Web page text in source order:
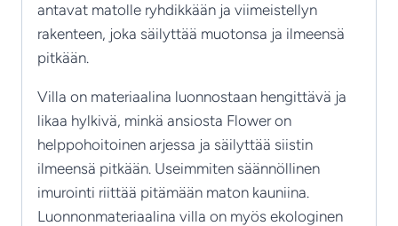
antavat matolle ryhdikkään ja viimeistellyn
rakenteen, joka säilyttää muotonsa ja ilmeensä
pitkään.
Villa on materiaalina luonnostaan hengittävä ja
likaa hylkivä, minkä ansiosta Flower on
helppohoitoinen arjessa ja säilyttää siistin
ilmeensä pitkään. Useimmiten säännöllinen
imurointi riittää pitämään maton kauniina.
Luonnonmateriaalina villa on myös ekologinen